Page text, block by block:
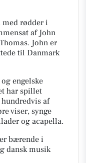
rødder i
af John
John er
til Danmark
engelske
har spillet
af
viser, synge
og acapella.
bærende i
dansk musik